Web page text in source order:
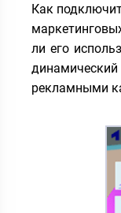
Как
ли его
рекламными